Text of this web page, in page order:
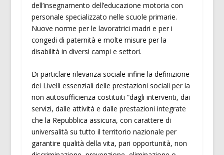
dell’insegnamento dell’educazione motoria con
personale specializzato nelle scuole primarie.
Nuove norme per le lavoratrici madri e per i
congedi di paternità e molte misure per la
disabilità in diversi campi e settori.
Di particlare rilevanza sociale infine la definizione
dei Livelli essenziali delle prestazioni sociali per la
non autosufficienza costituiti “dagli interventi, dai
servizi, dalle attività e dalle prestazioni integrate
che la Repubblica assicura, con carattere di
universalità su tutto il territorio nazionale per
garantire qualità della vita, pari opportunità, non